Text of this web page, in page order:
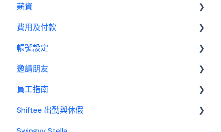
我是員工
休假管理員
請款管理員
薪資
基本設置
薪資管理員
費用及付款
訂閱相關
費用及付款
帳號設定
管理設定
邀請朋友
邀請制度
員工指南
開始使用
Shiftee 出勤與休假